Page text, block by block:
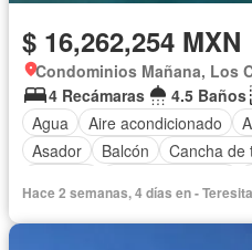
$ 16,262,254 MXN
Condominios Mañana, Los
4 Recámaras
4.5 Baños
Agua
Aire acondicionado
Asador
Balcón Cancha de
Electricidad
Estacionamiento
Hace 2 semanas, 4 días en -